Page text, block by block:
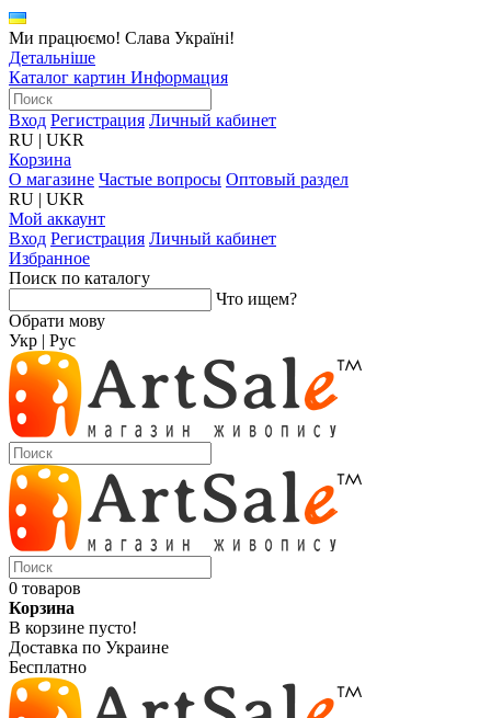
Ми працюємо! Слава Україні!
Детальніше
Каталог картин Информация
Вход Регистрация Личный кабинет
RU | UKR
Корзина
О магазине Частые вопросы Оптовый раздел
RU | UKR
Мой аккаунт
Вход Регистрация Личный кабинет
Избранное
Поиск по каталогу
Что ищем?
Обрати мову
Укр | Рус
0 товаров
Корзина
В корзине пусто!
Доставка по Украине
Бесплатно